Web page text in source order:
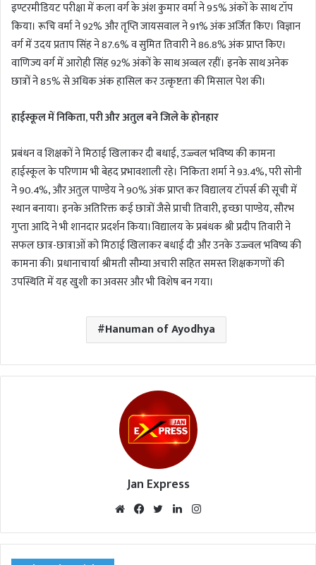
इण्टरमीडियट परीक्षा में कला वर्ग के अंश कुमार वर्मा ने 95% अंकों के साथ टॉप
किया। रूचि वर्मा ने 92% और तृप्ति जायसवाल ने 91% अंक अर्जित किए। विज्ञान
वर्ग में उदय प्रताप सिंह ने 87.6% व सुमित तिवारी ने 86.8% अंक प्राप्त किए।
वाणिज्य वर्ग में आरोही सिंह 92% अंकों के साथ अव्वल रहीं। इनके साथ अनेक
छात्रों ने 85% से अधिक अंक हासिल कर उत्कृष्टता की मिसाल पेश की।
हाईस्कूल में निकिता, परी और अतुल बने जिले के होनहार
प्रबंधन व शिक्षकों ने मिठाई खिलाकर दी बधाई, उज्ज्वल भविष्य की कामना
हाईस्कूल के परिणाम भी बेहद प्रभावशाली रहे। निकिता शर्मा ने 93.4%, परी सोनी
ने 90.4%, और अतुल पाण्डेय ने 90% अंक प्राप्त कर विद्यालय टॉपर्स की सूची में
स्थान बनाया। इनके अतिरिक्त कई छात्रों जैसे प्राची तिवारी, इच्छा पाण्डेय, सौरभ
गुप्ता आदि ने भी शानदार प्रदर्शन किया।विद्यालय के प्रबंधक श्री प्रदीप तिवारी ने
सफल छात्र-छात्राओं को मिठाई खिलाकर बधाई दी और उनके उज्ज्वल भविष्य की
कामना की। प्रधानाचार्या श्रीमती सौम्या अचारी सहित समस्त शिक्षकगणों की
उपस्थिति में यह खुशी का अवसर और भी विशेष बन गया।
Hanuman of Ayodhya
Jan Express
We
te
Fac
oo
Twi
r
Lin
In am